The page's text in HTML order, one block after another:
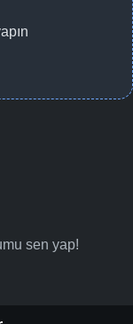
sen yap!